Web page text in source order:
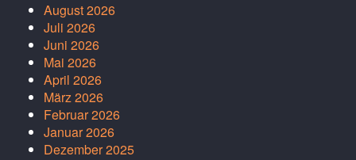
August 2026
Juli 2026
Juni 2026
Mai 2026
April 2026
März 2026
Februar 2026
Januar 2026
Dezember 2025